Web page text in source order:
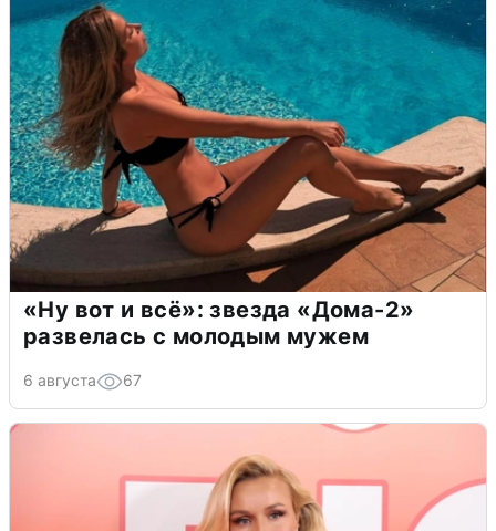
«Ну вот и всё»: звезда «Дома-2»
развелась с молодым мужем
6 августа 67